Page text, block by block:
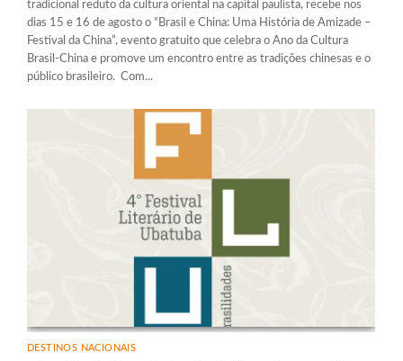
tradicional reduto da cultura oriental na capital paulista, recebe nos
dias 15 e 16 de agosto o “Brasil e China: Uma História de Amizade –
Festival da China”, evento gratuito que celebra o Ano da Cultura
Brasil-China e promove um encontro entre as tradições chinesas e o
público brasileiro. Com...
DESTINOS NACIONAIS